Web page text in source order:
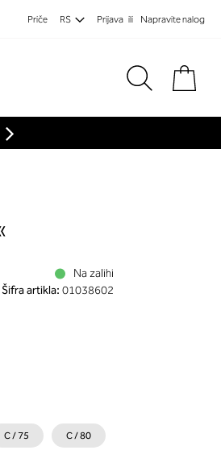
Priče RS Prijava Napravite nalog
Na zalihi
Šifra artikla: 01038602
C / 75 C / 80